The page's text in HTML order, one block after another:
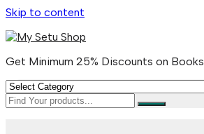
Skip to content
Get Minimum 25% Discounts on Books